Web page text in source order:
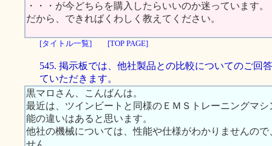
・・・が今どちらを購入したらいいのか迷っています。
だから、できればくわしく教えてください。
[タイトル一覧] [TOP PAGE]
545. 掲示板では、他社製品との比較についてのご回
ていただきます。
黒マロさん、こんばんは。
最近は、ツインビートと同様のＥＭＳトレーニングマ
能の違いはあると思います。
他社の機械については、性能や仕様がわかりませんの
せん。